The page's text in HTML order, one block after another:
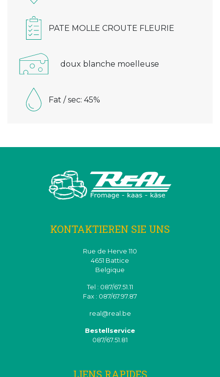
PATE MOLLE CROUTE FLEURIE
doux blanche moelleuse
Fat / sec: 45%
KONTAKTIEREN SIE UNS
Rue de Herve 110
4651 Battice
Belgique
Tel : 087/67.51.11
Fax : 087/67.97.87
real@real.be
Bestellservice
087/67.51.81
LIENS RAPIDES